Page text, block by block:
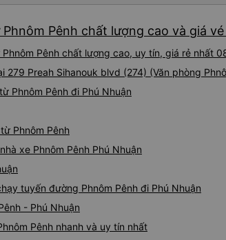
Pênh chất lượng cao và giá
Pênh chất lượng cao, uy tín, giá rẻ nhất
279 Preah Sihanouk blvd (274) (Văn phòng
Phnôm Pênh đi Phú Nhuận
Phnôm Pênh
xe Phnôm Pênh Phú Nhuận
tuyến đường Phnôm Pênh đi Phú Nhuận
- Phú Nhuận
Pênh nhanh và uy tín nhất